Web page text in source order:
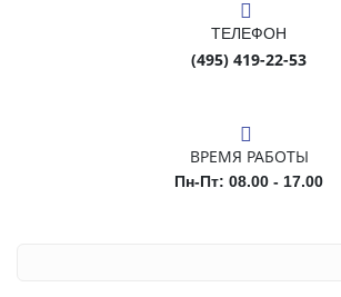
ТЕЛЕФОН
(495) 419-22-53
ВРЕМЯ РАБОТЫ
Пн-Пт: 08.00 - 17.00